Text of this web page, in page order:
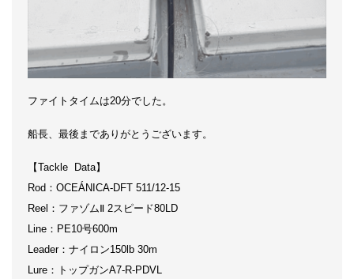
ファイトタイムは20分でした。
船長、最後までありがとうございます。
【Tackle Data】
Rod：OCEÁNICA-DFT 511/12-15
Reel：ファゾムⅡ 2スピード80LD
Line：PE10号600m
Leader：ナイロン150lb 30m
Lure：トップガンA7-R-PDVL